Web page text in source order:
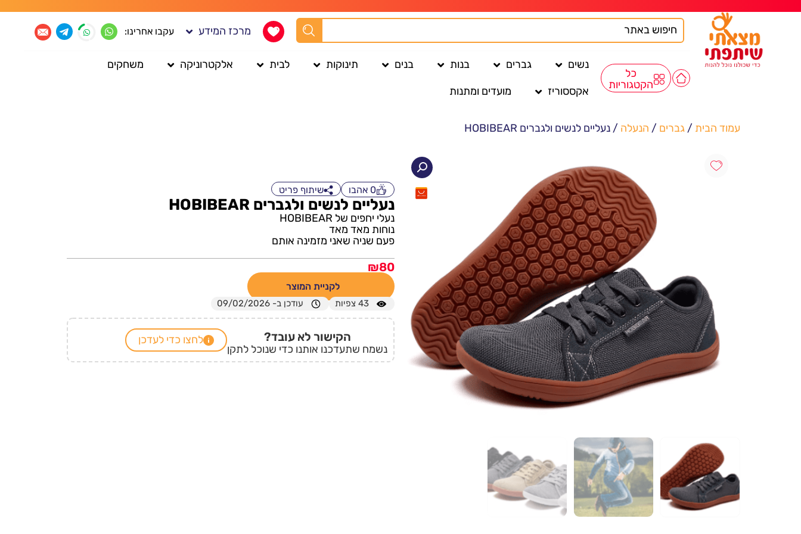
מרכז המידע עקבו אחרינו:
כל
הקטגוריות
נשים גברים בנות בנים תינוקות לבית אלקטרוניקה משחקים
אקססוריז מועדים ומתנות
עמוד הבית / גברים / הנעלה / נעליים לנשים ולגברים HOBIBEAR
0 אהבו שיתוף פריט
נעליים לנשים ולגברים HOBIBEAR
נעלי יחפים של HOBIBEAR
נוחות מאד מאד
פעם שניה שאני מזמינה אותם
₪80
לקניית המוצר
43 צפיות עודכן ב- 09/02/2026
הקישור לא עובד?
נשמח שתעדכנו אותנו כדי שנוכל לתקן
לחצו כדי לעדכן